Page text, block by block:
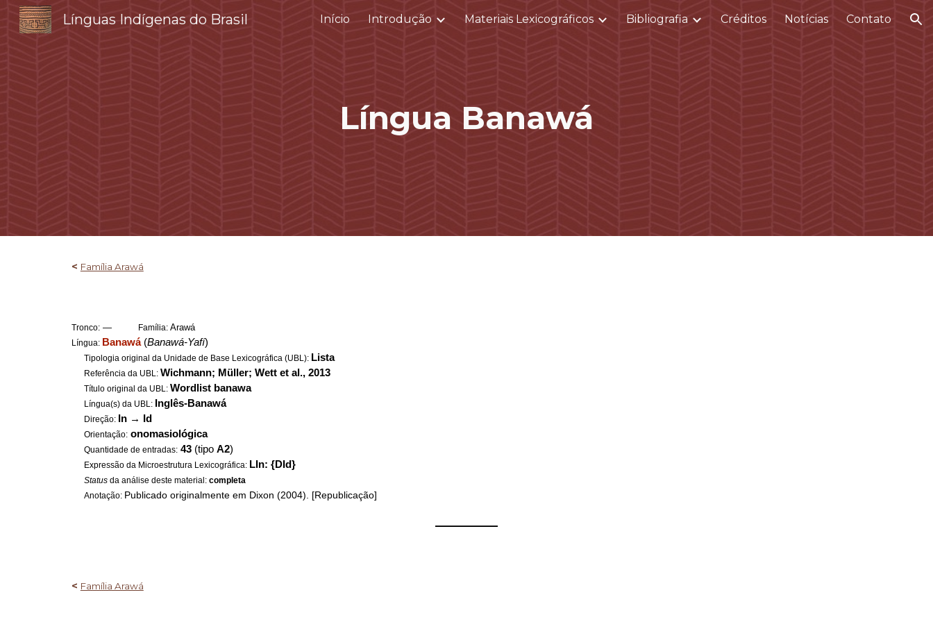
Skip to main content Skip to navigation
Línguas Indígenas do Brasil Início Introdução Materiais Lexicográficos Bibliografia Créditos Notícias Contato
Língua Banawá
< Família Arawá
Tronco:— Família:Arawá
Língua: Banawá(Banawá-Yafí)
Tipologia original da Unidade de Base Lexicográfica (UBL): Lista
Referência da UBL:Wichmann; Müller; Wett et al., 2013
Título original da UBL:Wordlist banawa
Língua(s) da UBL: Inglês-Banawá
Direção: In → Id
Orientação: onomasiológica
Quantidade de entradas: 43 (tipoA2)
Expressão da Microestrutura Lexicográfica: LIn: {DId}
Status da análise deste material:completa
Anotação: Publicado originalmente em Dixon (2004). [Republicação]
——————
< Família Arawá